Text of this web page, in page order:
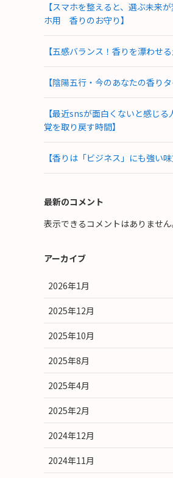
【スマホを整えると、選ぶ未来
ホ用 香りのお守り】
【五感バランス！香りを漂わせる
【陰陽五行・今のあなたの香りタ
【最近snsが面白くないと感じ
覚を取り戻す時間】
【香りは「ビジネス」にも強い味
最新のコメント
表示できるコメントはありません
アーカイブ
2026年1月
2025年12月
2025年10月
2025年8月
2025年4月
2025年2月
2024年12月
2024年11月